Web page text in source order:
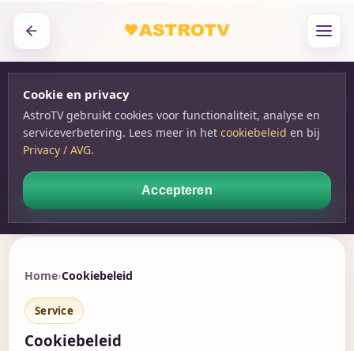
Cookie en privacy
AstroTV gebruikt cookies voor functionaliteit, analyse en
serviceverbetering. Lees meer in het cookiebeleid en bij
Privacy / AVG.
Accepteren
Home Cookiebeleid
Service
Cookiebeleid